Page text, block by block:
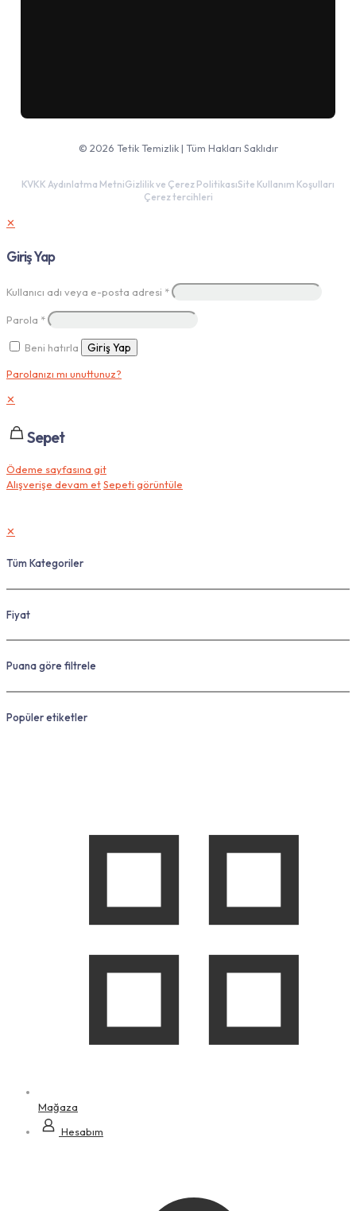
© 2026 Tetik Temizlik | Tüm Hakları Saklıdır
KVKK Aydınlatma MetniGizlilik ve Çerez PolitikasıSite Kullanım Koşulları
Çerez tercihleri
✕
Giriş Yap
Kullanıcı adı veya e-posta adresi *
Parola *
Beni hatırla Giriş Yap
Parolanızı mı unuttunuz?
✕
Sepet
Ödeme sayfasına git
Alışverişe devam etSepeti görüntüle
✕
Tüm Kategoriler
Fiyat
Puana göre filtrele
Popüler etiketler
Mağaza
Hesabım